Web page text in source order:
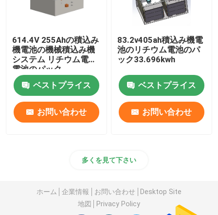
614.4V 255Ahの積込み
機電池の機械積込み機
システム リチウム電池
電池のパック
ベストプライス
お問い合わせ
83.2v405ah積込み機電
池のリチウム電池のパ
ック33.696kwh
ベストプライス
お問い合わせ
多くを見て下さい
ホーム 企業情報 お問い合わせ
Desktop Site
地図
Privacy Policy